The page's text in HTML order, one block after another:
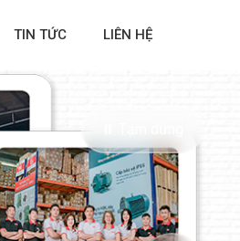
TIN TỨC LIÊN HỆ